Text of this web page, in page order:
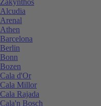
Alcudia
Arenal
Athen
Barcelona
Berlin
Bonn
Bozen
Cala d'Or
Cala Millor
Cala Rajada
Cala'n Bosch